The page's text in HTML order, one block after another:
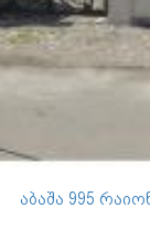
აბაშა 995